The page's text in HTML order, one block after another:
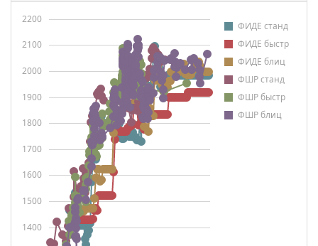
ФИДЕ станд
ФИДЕ быстр
ФИДЕ блиц
ФШР станд
ФШР быстр
ФШР блиц
1400
1500
1600
1700
1800
1900
2000
2100
2200